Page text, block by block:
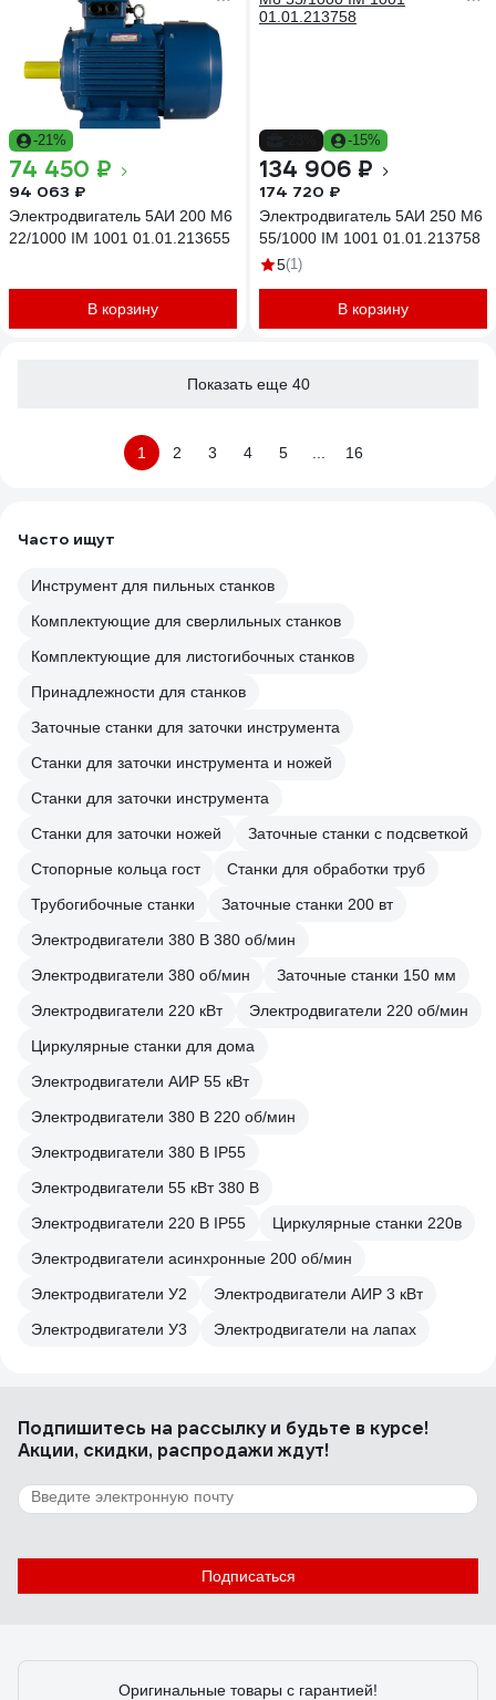
-21%
74 450 ₽
94 063 ₽
Электродвигатель 5АИ 200 М6
22/1000 IM 1001 01.01.213655
В корзину
-15%
134 906 ₽
174 720 ₽
Электродвигатель 5АИ 250 М6
55/1000 IM 1001 01.01.213758
5(1)
В корзину
Показать еще 40
1 2 3 4 5 16
Часто ищут
Инструмент для пильных станков
Комплектующие для сверлильных станков
Комплектующие для листогибочных станков
Принадлежности для станков
Заточные станки для заточки инструмента
Станки для заточки инструмента и ножей
Станки для заточки инструмента
Станки для заточки ножей
Заточные станки с подсветкой
Стопорные кольца гост
Станки для обработки труб
Трубогибочные станки
Заточные станки 200 вт
Электродвигатели 380 В 380 об/мин
Электродвигатели 380 об/мин
Заточные станки 150 мм
Электродвигатели 220 кВт
Электродвигатели 220 об/мин
Циркулярные станки для дома
Электродвигатели АИР 55 кВт
Электродвигатели 380 В 220 об/мин
Электродвигатели 380 В IP55
Электродвигатели 55 кВт 380 В
Электродвигатели 220 В IP55
Циркулярные станки 220в
Электродвигатели асинхронные 200 об/мин
Электродвигатели У2
Электродвигатели АИР 3 кВт
Электродвигатели У3
Электродвигатели на лапах
Подпишитесь на рассылкуи будьте в курсе!
Акции, скидки, распродажи ждут!
Подписаться
Оригинальные товары с гарантией!